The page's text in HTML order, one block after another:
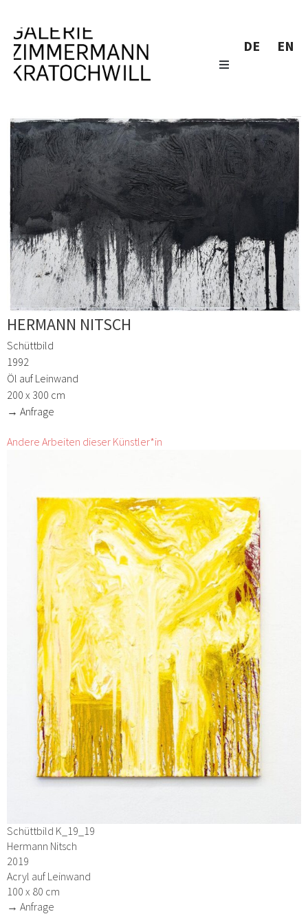
DE EN
HERMANN NITSCH
Schüttbild
1992
Öl auf Leinwand
200 x 300 cm
→ Anfrage
Andere Arbeiten dieser Künstler*in
Schüttbild K_19_19
Hermann Nitsch
2019
Acryl auf Leinwand
100 x 80 cm
→ Anfrage